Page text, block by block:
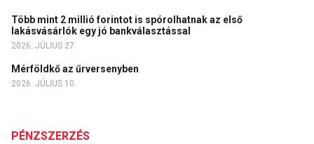
Több mint 2 millió forintot is spórolhatnak az első
lakásvásárlók egy jó bankválasztással
2026. JÚLIUS 27.
Mérföldkő az űrversenyben
2026. JÚLIUS 10.
PÉNZSZERZÉS